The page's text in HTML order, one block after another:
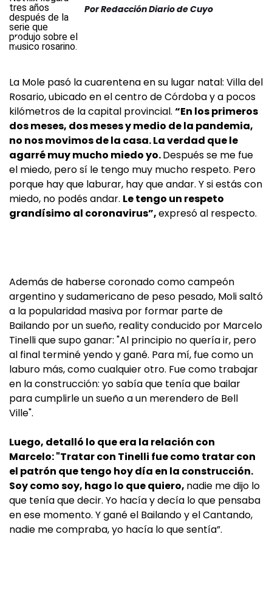
PorRedacción Diario de Cuyo
La Mole pasó la cuarentena en su lugar natal: Villa del
Rosario, ubicado en el centro de Córdoba y a pocos
kilómetros de la capital provincial. “En los primeros
dos meses, dos meses y medio de la pandemia,
no nos movimos de la casa. La verdad que le
agarré muy mucho miedo yo.Después se me fue
el miedo, pero sí le tengo muy mucho respeto. Pero
porque hay que laburar, hay que andar. Y si estás con
miedo, no podés andar. Le tengo un respeto
grandísimo al coronavirus”,expresó al respecto.
Además de haberse coronado como campeón
argentino y sudamericano de peso pesado, Moli saltó
a la popularidad masiva por formar parte de
Bailando por un sueño, reality conducido por Marcelo
Tinelli que supo ganar: "Al principio no quería ir, pero
al final terminé yendo y gané. Para mí, fue como un
laburo más, como cualquier otro. Fue como trabajar
en la construcción: yo sabía que tenía que bailar
para cumplirle un sueño a un merendero de Bell
Ville".
Luego, detalló lo que era la relación con
Marcelo: "Tratar con Tinelli fue como tratar con
el patrón que tengo hoy día en la construcción.
Soy como soy, hago lo que quiero, nadie me dijo lo
que tenía que decir. Yo hacía y decía lo que pensaba
en ese momento. Y gané el Bailando y el Cantando,
nadie me compraba, yo hacía lo que sentía”.